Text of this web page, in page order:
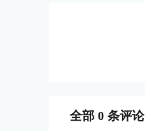
全部 0 条评论